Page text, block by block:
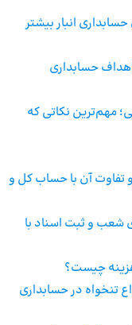
انبار بیشتر
حسابداری
مهم‌ترین نکاتی که
آن با حساب کل و
شعب و ثبت اسناد با
چیست؟
تنخواه در حسابداری